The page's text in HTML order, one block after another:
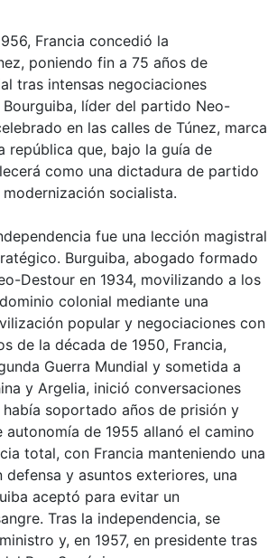
Francia concedió la
poniendo fin a 75 años de
tras intensas negociaciones
líder del partido Neo-
en las calles de Túnez, marca
república que, bajo la guía de
como una dictadura de partido
socialista.
fue una lección magistral
Burguiba, abogado formado
Destour en 1934, movilizando a los
colonial mediante una
popular y negociaciones con
de la década de 1950, Francia,
Guerra Mundial y sometida a
y Argelia, inició conversaciones
soportado años de prisión y
autonomía de 1955 allanó el camino
total, con Francia manteniendo una
defensa y asuntos exteriores, una
aceptó para evitar un
Tras la independencia, se
y, en 1957, en presidente tras